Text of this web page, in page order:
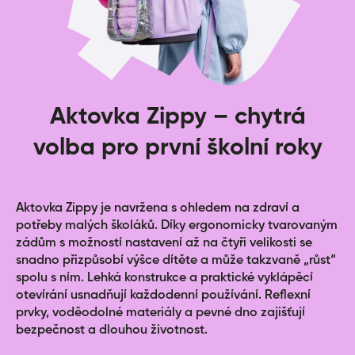
umožňují nošení na zádech.
DESKY NA ŠKOLNÍ SEŠITY HARRY POTTER NEBELVÍR
Ochranné desky na úschovu sešitů či jiných
zajištěné gumičkou
PENĚŽENKA NA KRK HARRY POTTER NEBELVÍR
Praktická šňůra pro zavěšení na krk.
Uzavírání na suchý zip.
Kapsička na drobné na zip.
Aktovka Zippy – chytrá
volba pro první školní roky
Aktovka Zippy je navržena s ohledem na zdraví a
potřeby malých školáků. Díky ergonomicky tvarovaným
zádům s možností nastavení až na čtyři velikosti se
snadno přizpůsobí výšce dítěte a může takzvaně „růst“
spolu s ním. Lehká konstrukce a praktické vyklápěcí
otevírání usnadňují každodenní používání. Reflexní
prvky, voděodolné materiály a pevné dno zajišťují
bezpečnost a dlouhou životnost.